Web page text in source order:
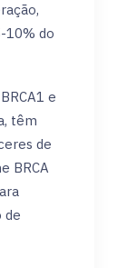
10% do
e
têm
de
BRCA
de